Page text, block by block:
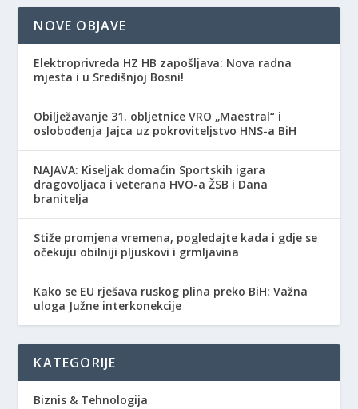
NOVE OBJAVE
Elektroprivreda HZ HB zapošljava: Nova radna
mjesta i u Središnjoj Bosni!
Obilježavanje 31. obljetnice VRO „Maestral“ i
oslobođenja Jajca uz pokroviteljstvo HNS-a BiH
NAJAVA: Kiseljak domaćin Sportskih igara
dragovoljaca i veterana HVO-a ŽSB i Dana
branitelja
Stiže promjena vremena, pogledajte kada i gdje se
očekuju obilniji pljuskovi i grmljavina
Kako se EU rješava ruskog plina preko BiH: Važna
uloga Južne interkonekcije
KATEGORIJE
Biznis & Tehnologija